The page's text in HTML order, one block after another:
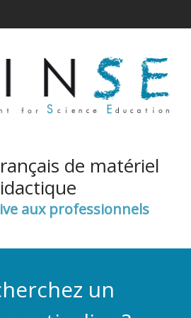
de matériel
aux professionnels
un